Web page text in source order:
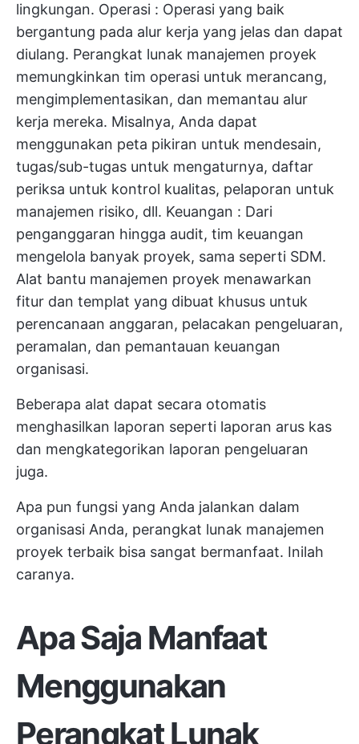
lingkungan. Operasi : Operasi yang baik
bergantung pada alur kerja yang jelas dan dapat
diulang. Perangkat lunak manajemen proyek
memungkinkan tim operasi untuk merancang,
mengimplementasikan, dan memantau alur
kerja mereka. Misalnya, Anda dapat
menggunakan peta pikiran untuk mendesain,
tugas/sub-tugas untuk mengaturnya, daftar
periksa untuk kontrol kualitas, pelaporan untuk
manajemen risiko, dll. Keuangan : Dari
penganggaran hingga audit, tim keuangan
mengelola banyak proyek, sama seperti SDM.
Alat bantu manajemen proyek menawarkan
fitur dan templat yang dibuat khusus untuk
perencanaan anggaran, pelacakan pengeluaran,
peramalan, dan pemantauan keuangan
organisasi.
Beberapa alat dapat secara otomatis
menghasilkan laporan seperti laporan arus kas
dan mengkategorikan laporan pengeluaran
juga.
Apa pun fungsi yang Anda jalankan dalam
organisasi Anda, perangkat lunak manajemen
proyek terbaik bisa sangat bermanfaat. Inilah
caranya.
Apa Saja Manfaat
Menggunakan
Perangkat Lunak